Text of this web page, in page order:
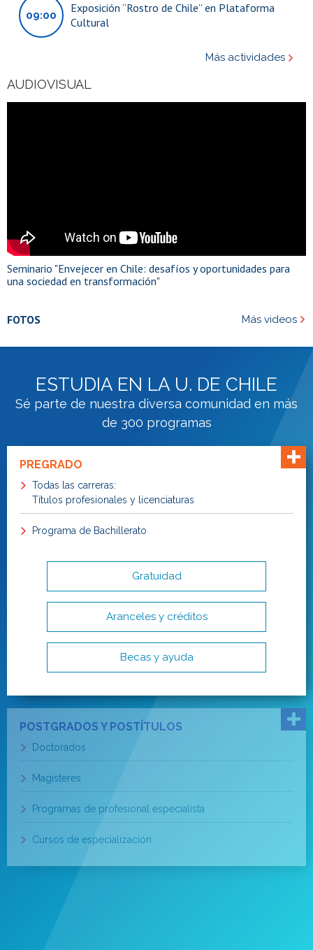
09:00
Exposición “Rostro de Chile” en Plataforma
Cultural
Más actividades
AUDIOVISUAL
Seminario "Envejecer en Chile: desafíos y oportunidades para
una sociedad en transformación"
FOTOS Más videos
ESTUDIA EN LA U. DE CHILE
Sé parte de nuestra diversa comunidad en más
de 300 programas
PREGRADO
Todas las carreras:
Títulos profesionales y licenciaturas
Programa de Bachillerato
Gratuidad
Aranceles y créditos
Becas y ayuda
POSTGRADOS Y POSTÍTULOS
Doctorados
Magísteres
Programas de profesional especialista
Cursos de especialización
EDUCACIÓN CONTINUA
Diplomados